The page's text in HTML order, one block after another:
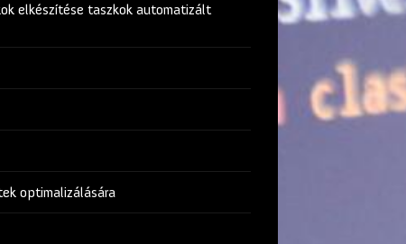
elkészítése taszkok automatizált
optimalizálására